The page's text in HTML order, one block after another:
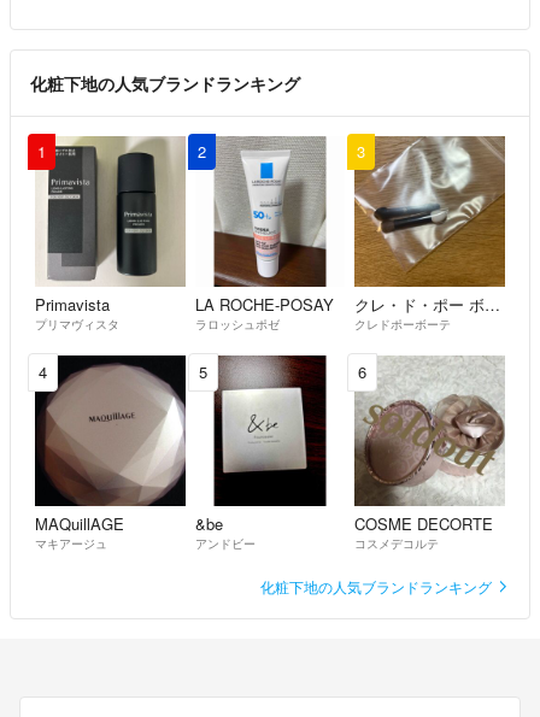
化粧下地の人気ブランドランキング
1
Primavista
プリマヴィスタ
2
LA ROCHE-POSAY
ラロッシュポゼ
3
クレ・ド・ポー ボーテ
クレドポーボーテ
4
MAQuillAGE
マキアージュ
5
&be
アンドビー
6
COSME DECORTE
コスメデコルテ
化粧下地の人気ブランドランキング